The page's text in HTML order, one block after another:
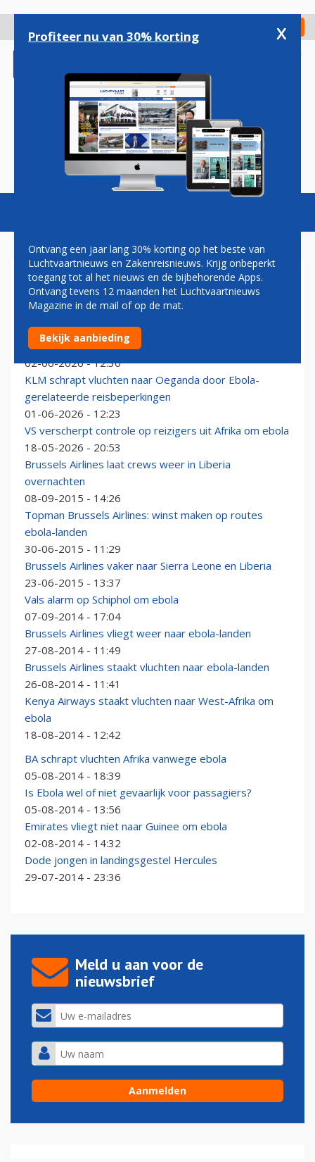
gaan
Check in
Magazine Podcasts Vacatures
EBOLA
Luchthaven Kinshasa heropend, maatregelen tegen
ebola blijven van kracht
02-06-2026 - 12:30
KLM schrapt vluchten naar Oeganda door Ebola-
gerelateerde reisbeperkingen
01-06-2026 - 12:23
VS verscherpt controle op reizigers uit Afrika om ebola
18-05-2026 - 20:53
Brussels Airlines laat crews weer in Liberia
overnachten
08-09-2015 - 14:26
Topman Brussels Airlines: winst maken op routes
ebola-landen
30-06-2015 - 11:29
Brussels Airlines vaker naar Sierra Leone en Liberia
23-06-2015 - 13:37
Vals alarm op Schiphol om ebola
07-09-2014 - 17:04
Brussels Airlines vliegt weer naar ebola-landen
27-08-2014 - 11:49
Brussels Airlines staakt vluchten naar ebola-landen
26-08-2014 - 11:41
Kenya Airways staakt vluchten naar West-Afrika om
ebola
18-08-2014 - 12:42
BA schrapt vluchten Afrika vanwege ebola
05-08-2014 - 18:39
Is Ebola wel of niet gevaarlijk voor passagiers?
05-08-2014 - 13:56
Emirates vliegt niet naar Guinee om ebola
02-08-2014 - 14:32
Dode jongen in landingsgestel Hercules
29-07-2014 - 23:36
Meld u aan voor de
nieuwsbrief
Profiteer nu van 30% korting x
Ontvang een jaar lang 30% korting op het beste van
Luchtvaartnieuws en Zakenreisnieuws. Krijg onbeperkt
toegang tot al het nieuws en de bijbehorende Apps.
Ontvang tevens 12 maanden het Luchtvaartnieuws
Magazine in de mail of op de mat.
Bekijk aanbieding